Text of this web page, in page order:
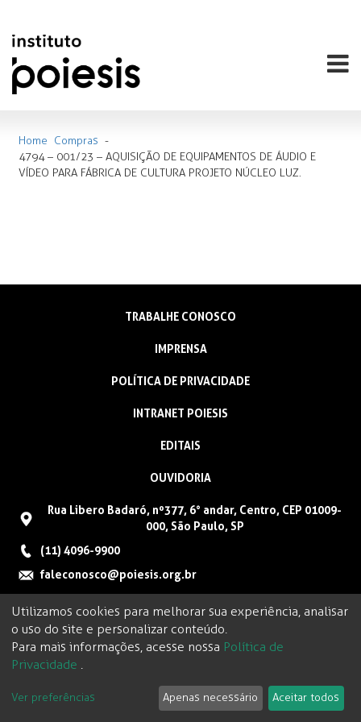
Home Compras -
4794 – 001/23 – AQUISIÇÃO DE EQUIPAMENTOS DE ÁUDIO E
VÍDEO PARA FÁBRICA DE CULTURA PROJETO NÚCLEO LUZ.
TRABALHE CONOSCO
IMPRENSA
POLÍTICA DE PRIVACIDADE
INTRANET POIESIS
EDITAIS
OUVIDORIA
Rua Libero Badaró, nº377, 6° andar, Centro, CEP 01009-
000, São Paulo, SP
(11) 4096-9900
faleconosco@poiesis.org.br
Utilizamos cookies para melhorar sua experiência, analisar
o uso do site e personalizar conteúdo.
Para mais informações, acesse nossa Política de
Privacidade .
Ver preferências Apenas necessário Aceitar todos